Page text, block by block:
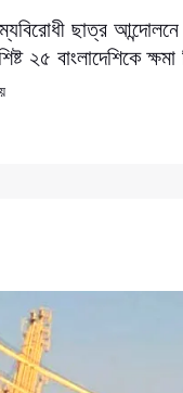
ছাত্র
২৫ বাংলাদেশিকে